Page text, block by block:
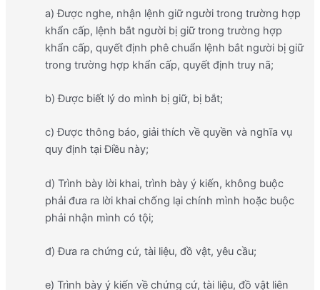
a) Được nghe, nhận lệnh giữ người trong trường hợp
khẩn cấp, lệnh bắt người bị giữ trong trường hợp
khẩn cấp, quyết định phê chuẩn lệnh bắt người bị giữ
trong trường hợp khẩn cấp, quyết định truy nã;
b) Được biết lý do mình bị giữ, bị bắt;
c) Được thông báo, giải thích về quyền và nghĩa vụ
quy định tại Điều này;
d) Trình bày lời khai, trình bày ý kiến, không buộc
phải đưa ra lời khai chống lại chính mình hoặc buộc
phải nhận mình có tội;
đ) Đưa ra chứng cứ, tài liệu, đồ vật, yêu cầu;
e) Trình bày ý kiến về chứng cứ, tài liệu, đồ vật liên